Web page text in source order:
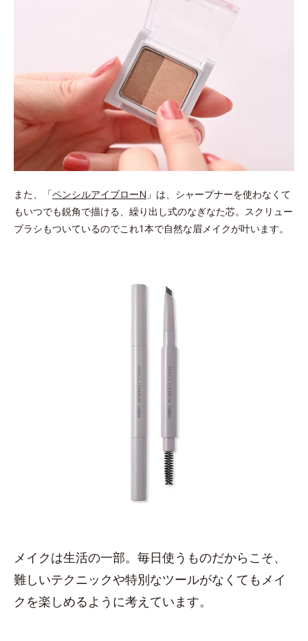
また、「ペンシルアイブローN 」は、シャープナーを使わなくて
もいつでも鋭角で描ける、繰り出し式のなぎなた芯。スクリュー
ブラシもついているのでこれ1本で自然な眉メイクが叶います。
メイクは生活の一部。毎日使うものだからこそ、
難しいテクニックや特別なツールがなくてもメイ
クを楽しめるように考えています。